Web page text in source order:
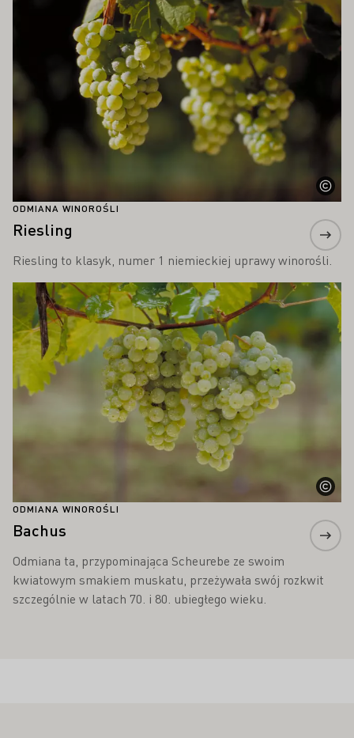
ODMIANA WINOROŚLI
Riesling
Riesling to klasyk, numer 1 niemieckiej uprawy winorośli.
ODMIANA WINOROŚLI
Bachus
Odmiana ta, przypominająca Scheurebe ze swoim
kwiatowym smakiem muskatu, przeżywała swój rozkwit
szczególnie w latach 70. i 80. ubiegłego wieku.
Proszę dowiedzieć się więcej